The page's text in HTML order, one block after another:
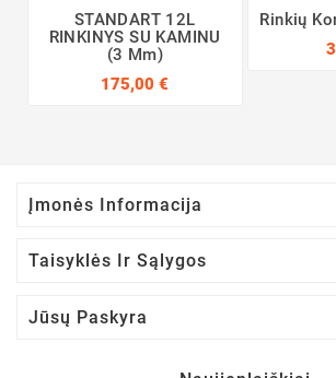
STANDART 12L
RINKINYS SU KAMINU
(3 Mm)
175,00 €
Rinkių
Įmonės Informacija
Taisyklės Ir Sąlygos
Jūsų Paskyra